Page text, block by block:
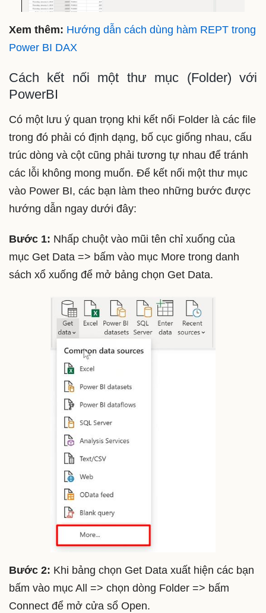
Xem thêm: Hướng dẫn cách dùng hàm REPT trong
Power BI DAX
Cách kết nối một thư mục (Folder) với
PowerBI
Có một lưu ý quan trọng khi kết nối Folder là các file
trong đó phải có định dạng, bố cục giống nhau, cấu
trúc dòng và cột cũng phải tương tự nhau để tránh
các lỗi không mong muốn. Để kết nối một thư mục
vào Power BI, các bạn làm theo những bước được
hướng dẫn ngay dưới đây:
Bước 1: Nhấp chuột vào mũi tên chỉ xuống của
mục Get Data => bấm vào mục More trong danh
sách xổ xuống để mở bảng chọn Get Data.
Bước 2: Khi bảng chọn Get Data xuất hiện các bạn
bấm vào mục All => chọn dòng Folder => bấm
Connect để mở cửa sổ Open.